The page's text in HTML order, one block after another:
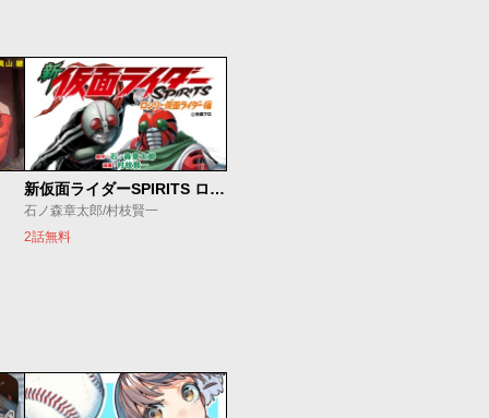
新仮面ライダーSPIRITS ロンリー仮面ライダー編
石ノ森章太郎/村枝賢一
2話無料